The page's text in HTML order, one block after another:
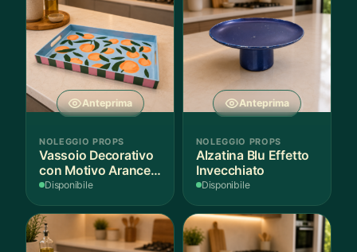
Anteprima
NOLEGGIO PROPS
Vassoio Decorativo
con Motivo Arance e
Foglie
Disponibile
Anteprima
NOLEGGIO PROPS
Alzatina Blu Effetto
Invecchiato
Disponibile